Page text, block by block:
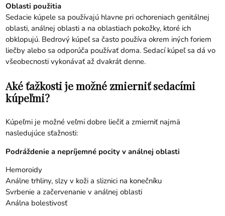
Oblasti použitia
Sedacie kúpele sa používajú hlavne pri ochoreniach genitálnej
oblasti, análnej oblasti a na oblastiach pokožky, ktoré ich
obklopujú. Bedrový kúpeľ sa často používa okrem iných foriem
liečby alebo sa odporúča používať doma. Sedací kúpeľ sa dá vo
všeobecnosti vykonávať až dvakrát denne.
Aké ťažkosti je možné zmierniť sedacími
kúpeľmi?
Kúpeľmi je možné veľmi dobre liečiť a zmierniť najmä
nasledujúce sťažnosti:
Podráždenie a nepríjemné pocity v análnej oblasti
Hemoroidy
Análne trhliny, slzy v koži a sliznici na konečníku
Svrbenie a začervenanie v análnej oblasti
Análna bolestivosť